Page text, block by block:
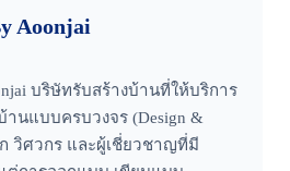
Aoonjai
บริษัทรับสร้างบ้านที่ให้บริการ
นแบบครบวงจร (Design &
วิศวกร และผู้เชี่ยวชาญที่มี